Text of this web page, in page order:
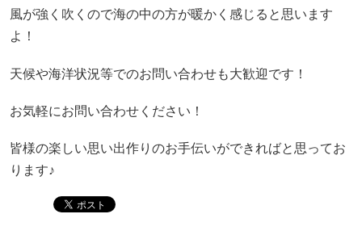
風が強く吹くので海の中の方が暖かく感じると思います
よ！
天候や海洋状況等でのお問い合わせも大歓迎です！
お気軽にお問い合わせください！
皆様の楽しい思い出作りのお手伝いができればと思ってお
ります♪